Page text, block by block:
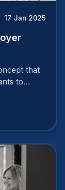
17 Jan 2025
that
to
clear, you
it to be